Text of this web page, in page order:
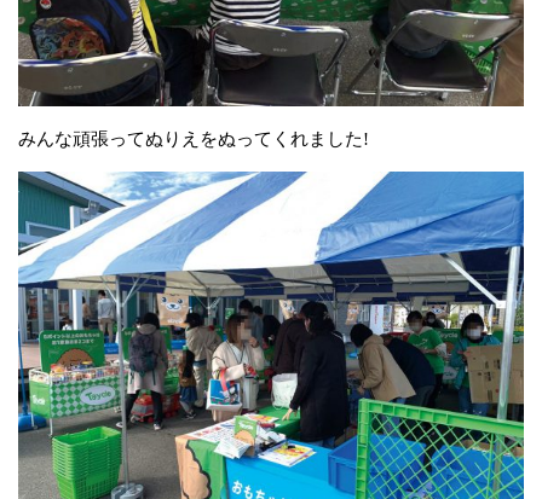
みんな頑張ってぬりえをぬってくれました!